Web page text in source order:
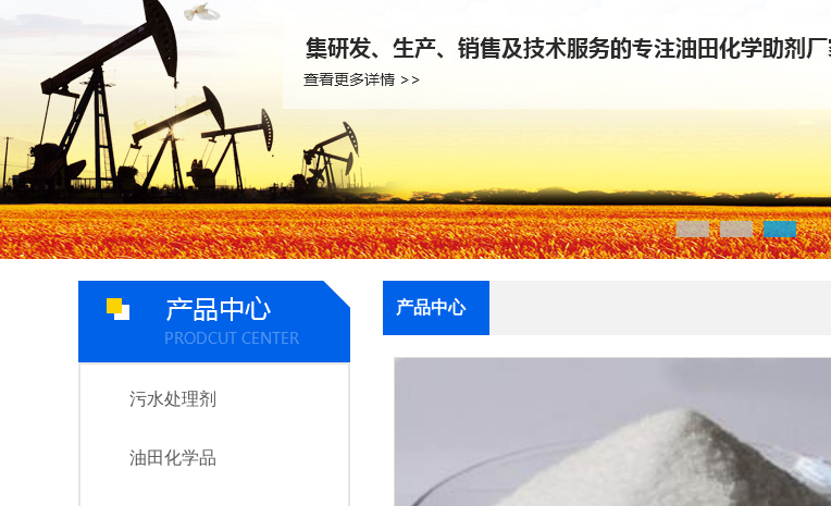
污水处理剂
油田化学品
产品中心